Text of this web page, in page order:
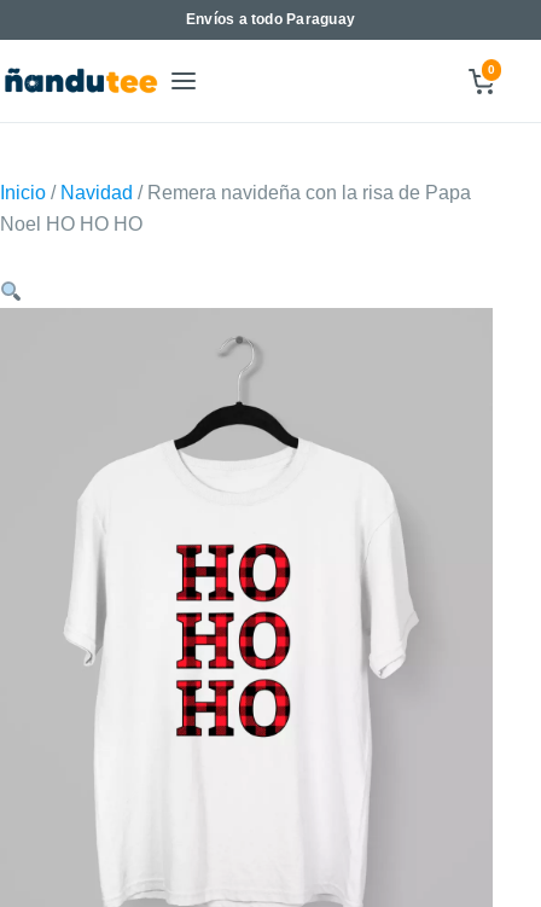
Envíos a todo Paraguay
0
Inicio / Navidad / Remera navideña con la risa de Papa
Noel HO HO HO